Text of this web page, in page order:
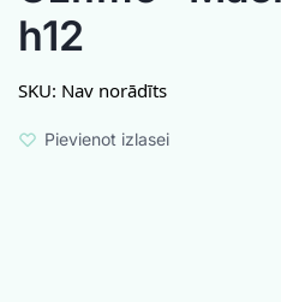
h12
SKU: Nav norādīts
Pievienot izlasei